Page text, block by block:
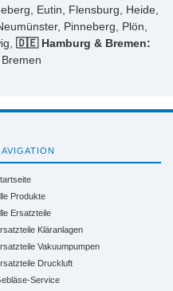
Eutin, Flensburg, Heide,
Pinneberg, Plön,
🇩🇪 Hamburg & Bremen:
Produkte
Ersatzteile
Kläranlagen
Vakuumpumpen
Druckluft
Service